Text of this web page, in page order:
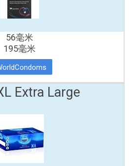
56毫米
195毫米
Extra Large